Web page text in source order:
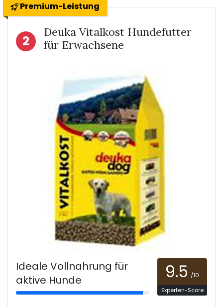
Premium-Leistung
2
Deuka Vitalkost Hundefutter
für Erwachsene
Ideale Vollnahrung für
aktive Hunde
9.5 /10
Experten-Score